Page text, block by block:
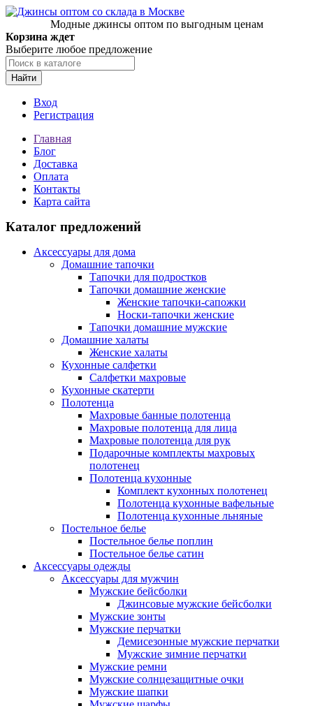
Модные джинсы оптом по выгодным ценам
Корзина ждет
Выберите любое предложение
Найти
Вход
Регистрация
Главная
Блог
Доставка
Оплата
Контакты
Карта сайта
Каталог предложений
Аксессуары для дома
Домашние тапочки
Тапочки для подростков
Тапочки домашние женские
Женские тапочки-сапожки
Носки-тапочки женские
Тапочки домашние мужские
Домашние халаты
Женские халаты
Кухонные салфетки
Салфетки махровые
Кухонные скатерти
Полотенца
Махровые банные полотенца
Махровые полотенца для лица
Махровые полотенца для рук
Подарочные комплекты махровых
полотенец
Полотенца кухонные
Комплект кухонных полотенец
Полотенца кухонные вафельные
Полотенца кухонные льняные
Постельное белье
Постельное белье поплин
Постельное белье сатин
Аксессуары одежды
Аксессуары для мужчин
Мужские бейсболки
Джинсовые мужские бейсболки
Мужские зонты
Мужские перчатки
Демисезонные мужские перчатки
Мужские зимние перчатки
Мужские ремни
Мужские солнцезащитные очки
Мужские шапки